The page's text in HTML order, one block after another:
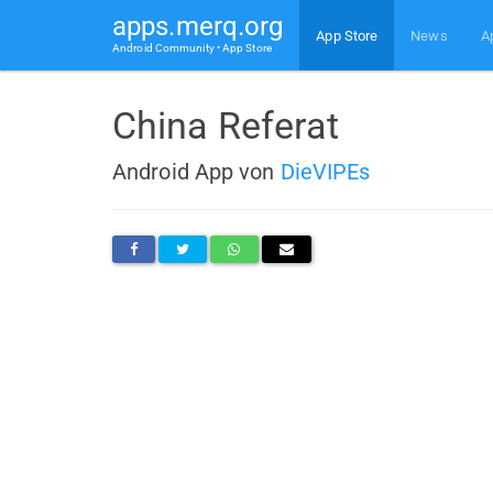
apps.merq.org
Android Community • App Store
App Store News
China Referat
Android App von DieVIPEs